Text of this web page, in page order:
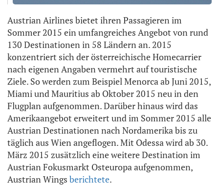
Austrian Airlines bietet ihren Passagieren im
Sommer 2015 ein umfangreiches Angebot von rund
130 Destinationen in 58 Ländern an. 2015
konzentriert sich der österreichische Homecarrier
nach eigenen Angaben vermehrt auf touristische
Ziele. So werden zum Beispiel Menorca ab Juni 2015,
Miami und Mauritius ab Oktober 2015 neu in den
Flugplan aufgenommen. Darüber hinaus wird das
Amerikaangebot erweitert und im Sommer 2015 alle
Austrian Destinationen nach Nordamerika bis zu
täglich aus Wien angeflogen. Mit Odessa wird ab 30.
März 2015 zusätzlich eine weitere Destination im
Austrian Fokusmarkt Osteuropa aufgenommen,
Austrian Wings berichtete.